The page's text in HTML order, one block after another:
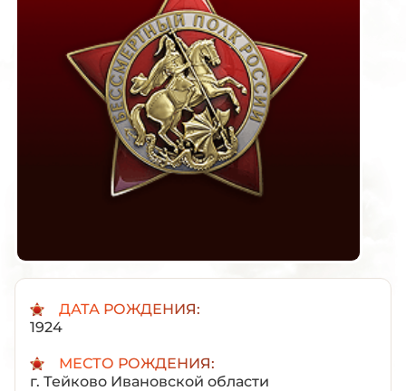
ДАТА РОЖДЕНИЯ:
1924
МЕСТО РОЖДЕНИЯ:
г. Тейково Ивановской области